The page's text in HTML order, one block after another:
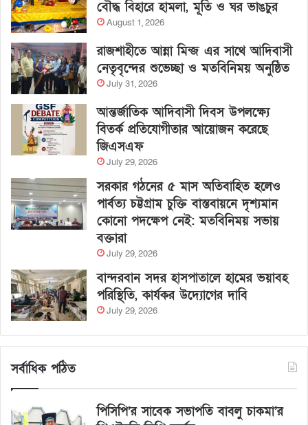
বৌদ্ধ বিহারে হামলা, মূর্তি ও ঘর ভাঙচুর
August 1, 2026
রাজশাহীতে আন্না মিন্জ এর সাথে আদিবাসী
নেতৃবৃন্দের শুভেচ্ছা ও মতবিনিময় অনুষ্ঠিত
July 31, 2026
আন্তর্জাতিক আদিবাসী দিবস উপলক্ষ্যে
বিতর্ক প্রতিযোগীতার আয়োজন করেছে
জিএসএফ
July 29, 2026
সরকার গঠনের ৫ মাস অতিবাহিত হলেও
পার্বত্য চট্টগ্রাম চুক্তি বাস্তবায়নে দৃশ্যমান
কোনো পদক্ষেপ নেই: মতবিনিময় সভায়
বক্তারা
July 29, 2026
বান্দরবান সদর হাসপাতালে হামের ভয়াবহ
পরিস্থিতি, কার্যকর উদ্যোগের দাবি
July 29, 2026
সর্বাধিক পঠিত
পিসিপি’র সাবেক সভাপতি বাবলু চাকমা’র